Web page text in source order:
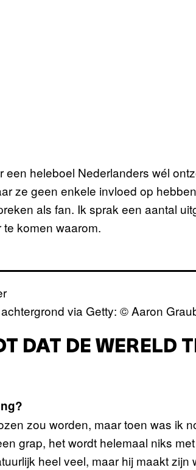
een heleboel Nederlanders wél
ze geen enkele invloed op
als fan. Ik sprak een aantal
komen waarom.
via Getty: © Aaron
DAT DE WERELD
zou worden, maar toen was ik
grap, het wordt helemaal niks
heel veel, maar hij maakt zijn